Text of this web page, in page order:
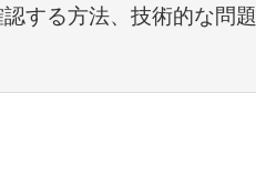
する方法、技術的な問